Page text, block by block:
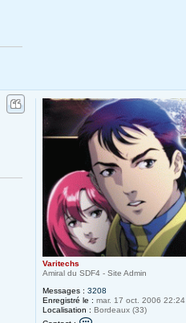
Varitechs
Amiral du SDF4 - Site Admin
Messages : 3208
Enregistré le : mar. 17 oct. 2006 22:24
Localisation : Bordeaux (33)